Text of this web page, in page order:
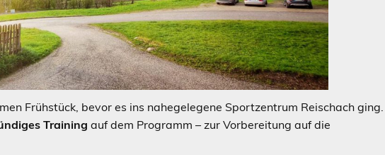
Frühstück, bevor es ins nahegelegene Sportzentrum Reischach ging.
Trainingauf dem Programm – zur Vorbereitung auf die